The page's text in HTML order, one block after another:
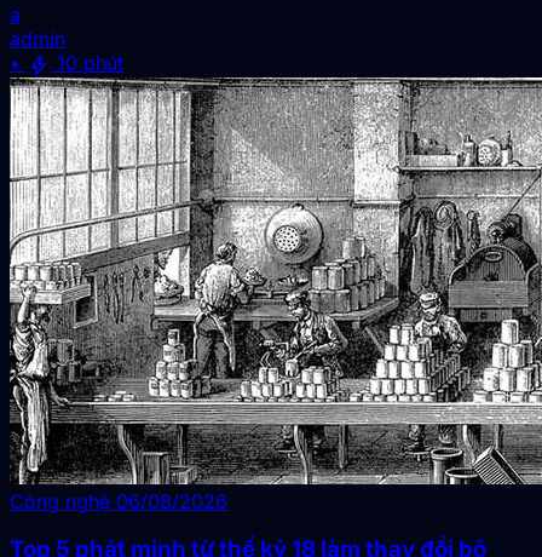
a
admin
• bolt 10 phút
Công nghệ 06/08/2026
Top 5 phát minh từ thế kỷ 18 làm thay đổi bộ